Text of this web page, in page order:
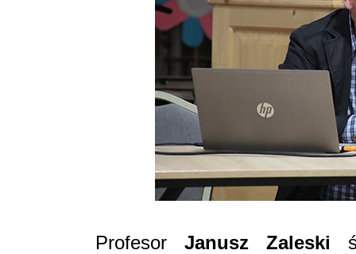
Profesor Janusz Zaleski